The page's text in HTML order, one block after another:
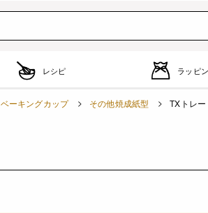
レシピ ラッピ
ベーキングカップ その他焼成紙型 TXトレ